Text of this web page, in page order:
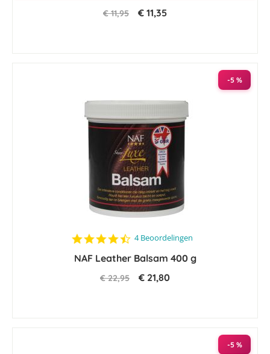
€ 11,95 € 11,35
-5 %
4.5
rating
4 Beoordelingen
NAF Leather Balsam 400 g
€ 22,95 € 21,80
-5 %